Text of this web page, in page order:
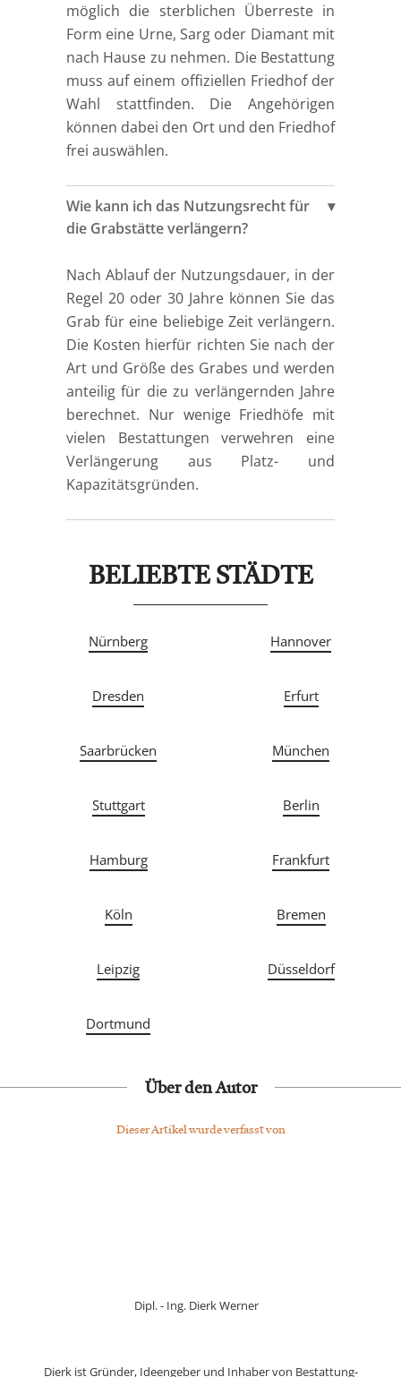
möglich die sterblichen Überreste in
Form eine Urne, Sarg oder Diamant mit
nach Hause zu nehmen. Die Bestattung
muss auf einem offiziellen Friedhof der
Wahl stattfinden. Die Angehörigen
können dabei den Ort und den Friedhof
frei auswählen.
Wie kann ich das Nutzungsrecht für
die Grabstätte verlängern?
Nach Ablauf der Nutzungsdauer, in der
Regel 20 oder 30 Jahre können Sie das
Grab für eine beliebige Zeit verlängern.
Die Kosten hierfür richten Sie nach der
Art und Größe des Grabes und werden
anteilig für die zu verlängernden Jahre
berechnet. Nur wenige Friedhöfe mit
vielen Bestattungen verwehren eine
Verlängerung aus Platz- und
Kapazitätsgründen.
BELIEBTE STÄDTE
Nürnberg Hannover
Dresden Erfurt
Saarbrücken München
Stuttgart Berlin
Hamburg Frankfurt
Köln Bremen
Leipzig Düsseldorf
Dortmund
Über den Autor
Dieser Artikel wurde verfasst von
Dipl. - Ing. Dierk Werner
Dierk ist Gründer, Ideengeber und Inhaber von Bestattung-